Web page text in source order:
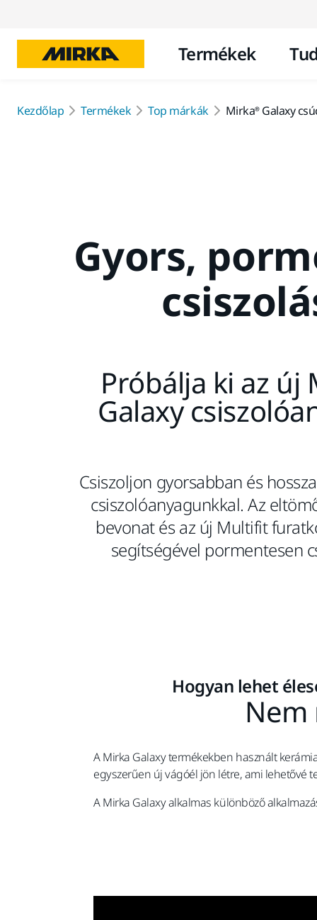
Termékek
Kezdőlap Termékek Top márkák Mirka® Galaxy
Gyors,
Próbálja ki az új
Galaxy
Csiszoljon gyorsabban és
csiszolóanyagunkkal. Az
bevonat és az új Multifit
segítségével pormentesen
Hogyan lehet
Nem
A Mirka Galaxy termékekben használt
egyszerűen új vágóél jön létre, ami lehetővé
A Mirka Galaxy alkalmas különböző